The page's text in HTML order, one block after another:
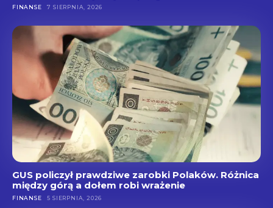
FINANSE 7 SIERPNIA, 2026
GUS policzył prawdziwe zarobki Polaków. Różnica
między górą a dołem robi wrażenie
FINANSE 5 SIERPNIA, 2026